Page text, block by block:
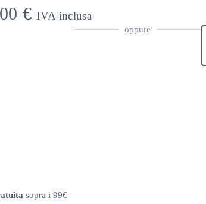
€ IVA inclusa
oppure
sopra i 99€